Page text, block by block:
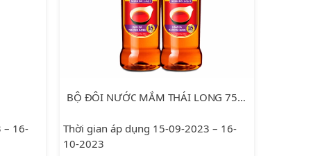
– 16-
BỘ ĐÔI NƯỚC MẮM THÁI LONG 750ML
Thời gian áp dụng 15-09-2023 – 16-
10-2023